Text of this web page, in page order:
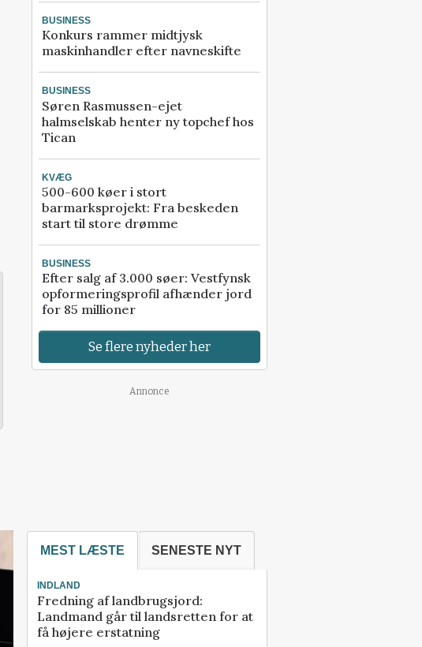
BUSINESS
Konkurs rammer midtjysk
maskinhandler efter navneskifte
BUSINESS
Søren Rasmussen-ejet
halmselskab henter ny topchef hos
Tican
KVÆG
500-600 køer i stort
barmarksprojekt: Fra beskeden
start til store drømme
BUSINESS
Efter salg af 3.000 søer: Vestfynsk
opformeringsprofil afhænder jord
for 85 millioner
Se flere nyheder her
Annonce
MEST LÆSTE SENESTE NYT
INDLAND
Fredning af landbrugsjord:
Landmand går til landsretten for at
få højere erstatning